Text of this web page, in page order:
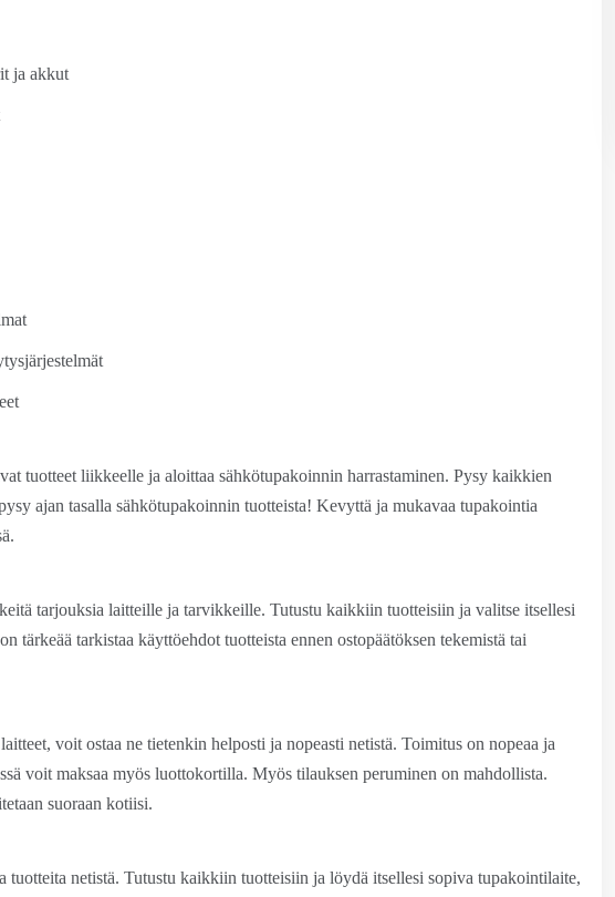
ja akkut
tuotteet liikkeelle ja aloittaa sähkötupakoinnin harrastaminen. Pysy kaikkien
ajan tasalla sähkötupakoinnin tuotteista! Kevyttä ja mukavaa tupakointia
tarjouksia laitteille ja tarvikkeille. Tutustu kaikkiin tuotteisiin ja valitse itsellesi
tärkeää tarkistaa käyttöehdot tuotteista ennen ostopäätöksen tekemistä tai
voit ostaa ne tietenkin helposti ja nopeasti netistä. Toimitus on nopeaa ja
voit maksaa myös luottokortilla. Myös tilauksen peruminen on mahdollista.
suoraan kotiisi.
tuotteita netistä. Tutustu kaikkiin tuotteisiin ja löydä itsellesi sopiva tupakointilaite,